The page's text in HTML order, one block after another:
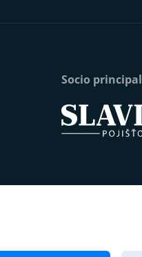
Socio principal